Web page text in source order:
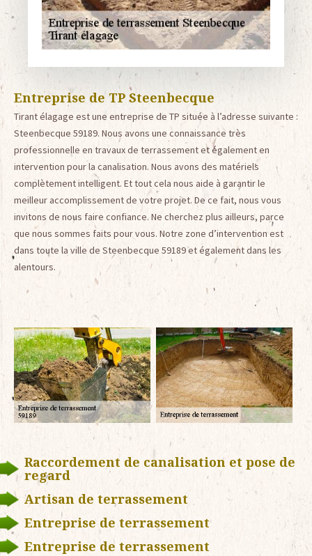
Entreprise de TP Steenbecque
Tirant élagage est une entreprise de TP située à l’adresse suivante :
Steenbecque 59189. Nous avons une connaissance très
professionnelle en travaux de terrassement et également en
intervention pour la canalisation. Nous avons des matériels
complètement intelligent. Et tout cela nous aide à garantir le
meilleur accomplissement de votre projet. De ce fait, nous vous
invitons de nous faire confiance. Ne cherchez plus ailleurs, parce
que nous sommes faits pour vous. Notre zone d’intervention est
dans toute la ville de Steenbecque 59189 et également dans les
alentours.
Raccordement de canalisation et pose de
regard
Artisan de terrassement
Entreprise de terrassement
Entreprise de terrassement